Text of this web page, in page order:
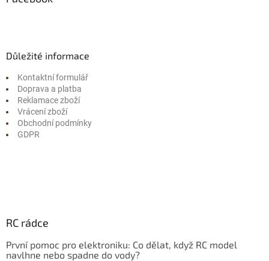
Důležité informace
Kontaktní formulář
Doprava a platba
Reklamace zboží
Vrácení zboží
Obchodní podmínky
GDPR
RC rádce
První pomoc pro elektroniku: Co dělat, když RC model
navlhne nebo spadne do vody?